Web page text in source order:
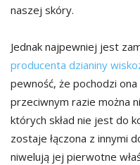
naszej skóry.
Jednak najpewniej jest
producenta dzianiny
pewność, że pochodzi
przeciwnym razie można
których skład nie jest do
zostaje łączona z innymi
niwelują jej pierwotne